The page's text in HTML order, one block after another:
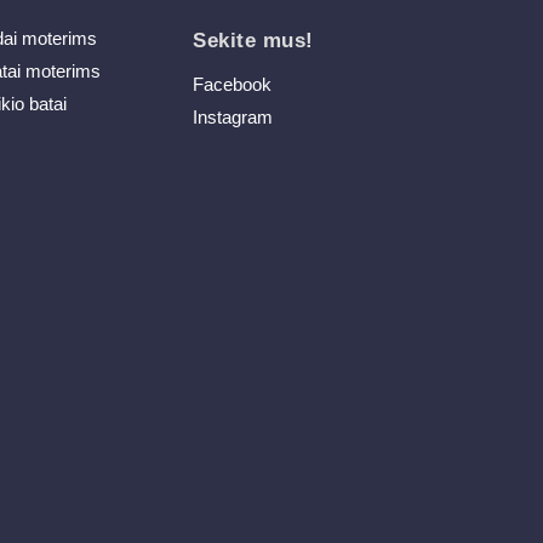
moterims
moterims
batai
Sekite mus!
Facebook
Instagram